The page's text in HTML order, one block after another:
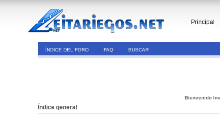
Principal
ÍNDICE DEL FORO FAQ BUSCAR
Bienvenido
Índice general